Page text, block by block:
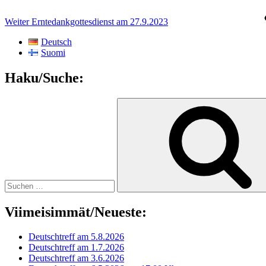
Weiter Erntedankgottesdienst am 27.9.2023
Deutsch
Suomi
Haku/Suche:
Viimeisimmät/Neueste:
Deutschtreff am 5.8.2026
Deutschtreff am 1.7.2026
Deutschtreff am 3.6.2026